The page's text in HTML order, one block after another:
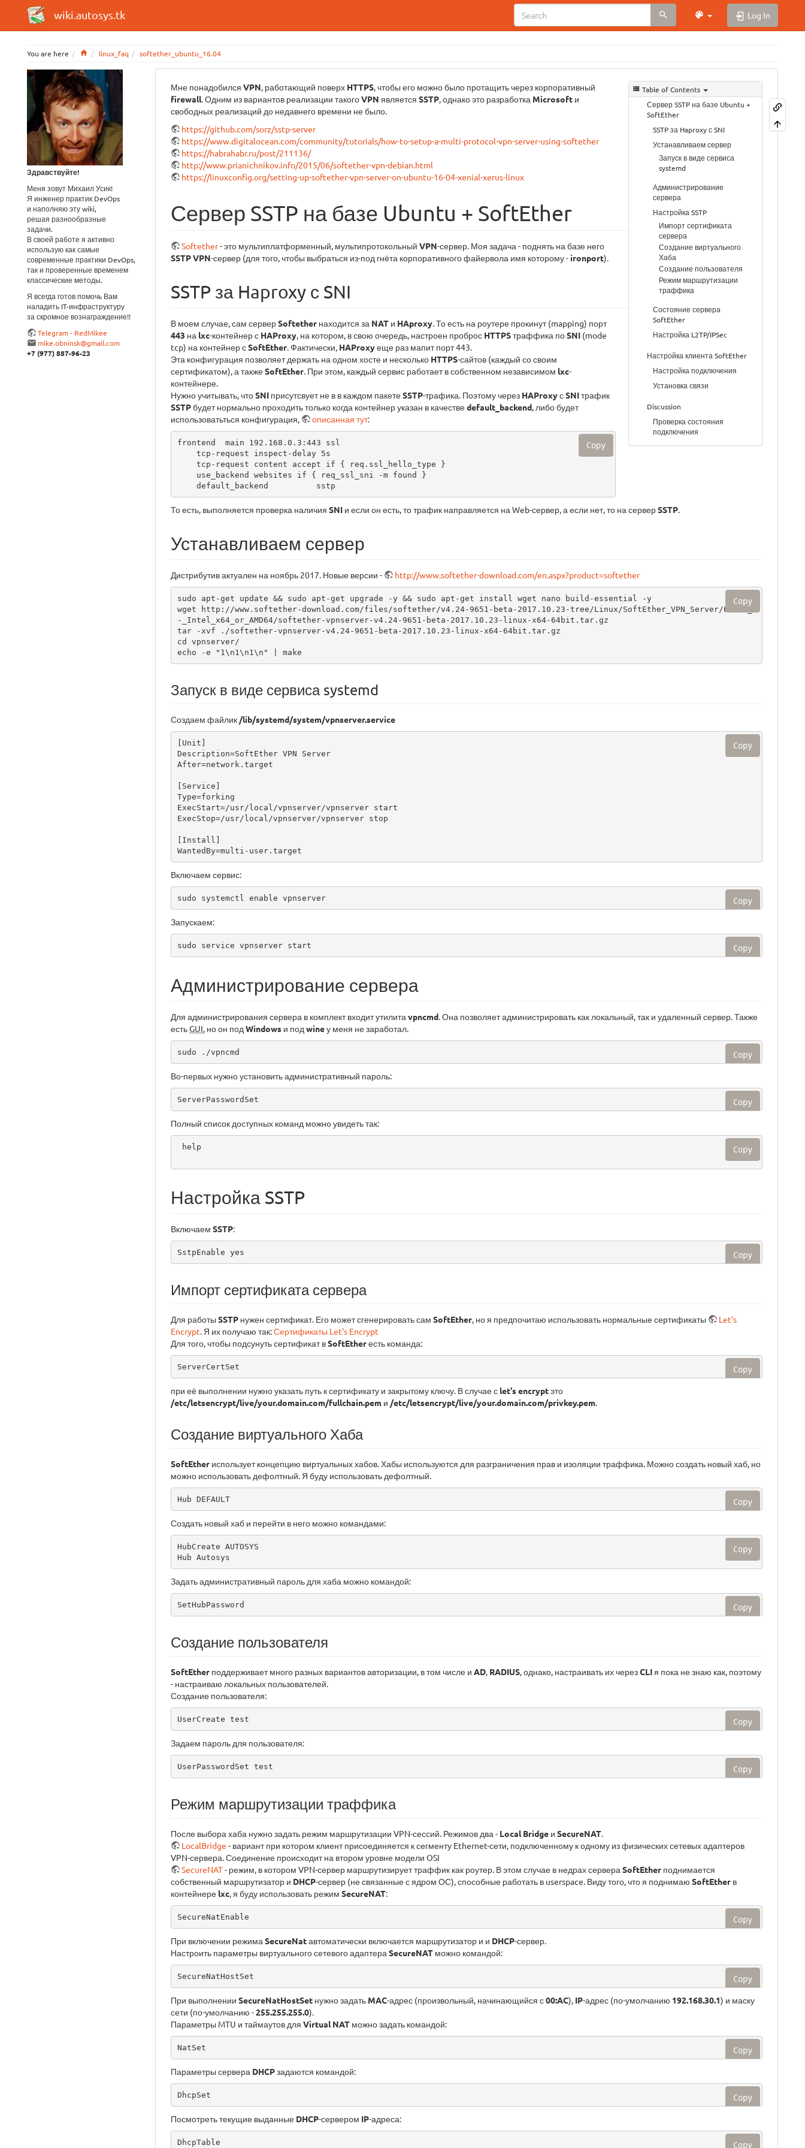
wiki.autosys.tk Log In
You are here Homelinux_faq softether_ubuntu_16.04
Здравствуйте!
Меня зовут Михаил Усик!
Я инженер практик DevOps
и наполняю эту wiki,
решая разнообразные
задачи.
В своей работе я активно
использую как самые
современные практики DevOps,
так и проверенные временем
классические методы.
Я всегда готов помочь Вам
наладить IT-инфраструктуру
за скромное вознаграждение!!
Telegram - RedMikee
mike.obninsk@gmail.com
+7 (977) 887-96-23
Table of Contents
Сервер SSTP на базе Ubuntu +
SoftEther
SSTP за Haproxy с SNI
Устанавливаем сервер
Запуск в виде сервиса
systemd
Администрирование
сервера
Настройка SSTP
Импорт сертификата
сервера
Создание виртуального
Хаба
Создание пользователя
Режим маршрутизации
траффика
Состояние сервера
SoftEther
Настройка L2TP/IPSec
Настройка клиента SoftEther
Настройка подключения
Установка связи
Discussion
Проверка состояния
подключения
Мне понадобился VPN, работающий поверх HTTPS, чтобы его можно было протащить через корпоративный
firewall. Одним из вариантов реализации такогоVPN является SSTP, однако это разработка Microsoft и
свободных реализаций до недавнего времени не было.
https://github.com/sorz/sstp-server
https://www.digitalocean.com/community/tutorials/how-to-setup-a-multi-protocol-vpn-server-using-softether
https://habrahabr.ru/post/211136/
http://www.prianichnikov.info/2015/06/softether-vpn-debian.html
https://linuxconfig.org/setting-up-softether-vpn-server-on-ubuntu-16-04-xenial-xerus-linux
Сервер SSTP на базе Ubuntu + SoftEther
Softether- это мультиплатформенный, мультипротокольный VPN-сервер. Моя задача - поднять на базе него
SSTP VPN-сервер (для того, чтобы выбраться из-под гнёта корпоративного файервола имя которому - ironport).
SSTP за Haproxy с SNI
В моем случае, сам серверSoftether находится за NAT и HAproxy. То есть на роутере прокинут (mapping) порт
443 на lxc-контейнер с HAProxy, на котором, в свою очередь, настроен проброс HTTPSтраффика поSNI (mode
tcp) на контейнер сSoftEther. Фактически, HAProxyеще раз мапит порт 443.
Эта конфигурация позволяет держать на одном хосте и несколько HTTPS-сайтов (каждый со своим
сертификатом), а такжеSoftEther. При этом, каждый сервис работает в собственном независимом lxc-
контейнере.
Нужно учитывать, чтоSNI присутсвует не в в каждом пакетеSSTP-трафика. Поэтому через HAProxyсSNIтрафик
SSTPбудет нормально проходить только когда контейнер указан в качествеdefault_backend, либо будет
использоватьться конфигурация,
описанная тут:
frontend  main 192.168.0.3:443 ssl
    default_backend          sstp
Copy
То есть, выполняется проверка наличия SNI и если он есть, то трафик направляется на Web-сервер, а если нет, то на серверSSTP.
Устанавливаем сервер
Дистрибутив актуален на ноябрь 2017. Новые версии - http://www.softether-download.com/en.aspx?product=softether
sudo apt-get update && sudo apt-get upgrade -y && sudo apt-get install wget nano build-essential -y
wget http://www.softether-download.com/files/softether/v4.24-9651-beta-2017.10.23-tree/Linux/SoftEther_VPN_Server/64bit_
-_Intel_x64_or_AMD64/softether-vpnserver-v4.24-9651-beta-2017.10.23-linux-x64-64bit.tar.gz
tar -xvf ./softether-vpnserver-v4.24-9651-beta-2017.10.23-linux-x64-64bit.tar.gz
cd vpnserver/
echo -e "1\n1\n1\n" | make
Copy
Запуск в виде сервиса systemd
Создаем файлик /lib/systemd/system/vpnserver.service
[Unit]
Description=SoftEther VPN Server
After=network.target
[Service]
Type=forking
ExecStart=/usr/local/vpnserver/vpnserver start
ExecStop=/usr/local/vpnserver/vpnserver stop
[Install]
WantedBy=multi-user.target
Copy
Включаем сервис:
sudo Copy
Запускаем:
sudo service
Copy
Администрирование сервера
Для администрирования сервера в комплект входит утилита vpncmd. Она позволяет администрировать как локальный, так и удаленный сервер. Также
естьGUI, но он под Windows и под wineу меня не заработал.
sudo ./vpncmd Copy
Во-первых нужно установить административный пароль:
ServerPasswordSet Copy
Полный список доступных команд можно увидеть так:
Copy
Настройка SSTP
Включаем SSTP:
SstpEnable yes Copy
Импорт сертификата сервера
Для работы SSTP нужен сертификат. Его может сгенерировать сам SoftEther, но я предпочитаю использовать нормальные сертификаты
Let's
Encrypt. Я их получаю так:Сертификаты Let's Encrypt
Для того, чтобы подсунуть сертификат вSoftEtherесть команда:
ServerCertSet Copy
при её выполнении нужно указать путь к сертификату и закрытому ключу. В случае с let's encryptэто
/etc/letsencrypt/live/your.domain.com/fullchain.pem и /etc/letsencrypt/live/your.domain.com/privkey.pem.
Создание виртуального Хаба
SoftEther использует концепцию виртуальных хабов. Хабы используются для разграничения прав и изоляции траффика. Можно создать новый хаб, но
можно использовать дефолтный. Я буду использовать дефолтный.
Hub DEFAULT Copy
Создать новый хаб и перейти в него можно командами:
HubCreate AUTOSYS
Hub Autosys
Copy
Задать административный пароль для хаба можно командой:
SetHubPassword Copy
Создание пользователя
SoftEther поддерживает много разных вариантов авторизации, в том числе и AD, RADIUS, однако, настраивать их черезCLIя пока не знаю как, поэтому
- настраиваю локальных пользователей.
Создание пользователя:
UserCreate test Copy
Задаем пароль для пользователя:
UserPasswordSet test Copy
Режим маршрутизации траффика
После выбора хаба нужно задать режим маршрутизации VPN-сессий. Режимов два - Local Bridge и SecureNAT.
LocalBridge - вариант при котором клиент присоединяется к сегменту Ethernet-сети, подключенному к одному из физических сетевых адаптеров
VPN-сервера. Соединение происходит на втором уровне модели OSI
SecureNAT- режим, в котором VPN-сервер маршрутизирует траффик как роутер. В этом случае в недрах сервера SoftEther поднимается
собственный маршрутизатор и DHCP-сервер (не связанные с ядром ОС), способные работать в userspace. Виду того, что я поднимаю SoftEther в
контейнере lxc, я буду использовать режим SecureNAT:
SecureNatEnable Copy
При включении режима SecureNatавтоматически включается маршрутизатор и и DHCP-сервер.
Настроить параметры виртуального сетевого адаптера SecureNAT можно командой:
SecureNatHostSet Copy
При выполнении SecureNatHostSet нужно задать MAC-адрес (произвольный, начинающийся с00:AC), IP-адрес (по-умолчанию 192.168.30.1) и маску
сети (по-умолчанию -255.255.255.0).
Параметры MTU и таймаутов для Virtual NAT можно задать командой:
NatSet Copy
Параметры сервера DHCPзадаются командой:
DhcpSet Copy
Посмотреть текущие выданные DHCP-сервером IP-адреса:
DhcpTable Copy